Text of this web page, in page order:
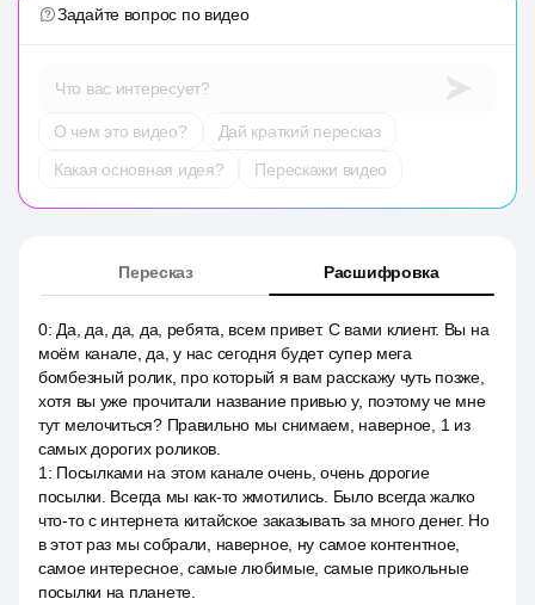
Задайте вопрос по видео
Что вас интересует?
О чем это видео?
Дай краткий пересказ
Какая основная идея?
Перескажи видео
Пересказ Расшифровка
0: Да, да, да, да, ребята, всем привет. С вами клиент. Вы на
моём канале, да, у нас сегодня будет супер мега
бомбезный ролик, про который я вам расскажу чуть позже,
хотя вы уже прочитали название привью у, поэтому че мне
тут мелочиться? Правильно мы снимаем, наверное, 1 из
самых дорогих роликов.
1 : Посылками на этом канале очень, очень дорогие
посылки. Всегда мы как-то жмотились. Было всегда жалко
что-то с интернета китайское заказывать за много денег. Но
в этот раз мы собрали, наверное, ну самое контентное,
самое интересное, самые любимые, самые прикольные
посылки на планете.